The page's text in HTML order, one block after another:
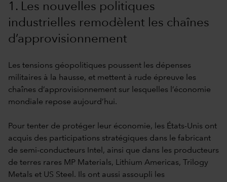
1. Les nouvelles politiques
industrielles remodèlent les chaînes
d’approvisionnement
Les tensions géopolitiques poussent les dépenses
militaires à la hausse, et mettent à rude épreuve les
chaînes d’approvisionnement sur lesquelles l’économie
mondiale repose aujourd’hui.
Pour tenter de protéger leur économie, les États-Unis ont
acquis des participations stratégiques dans le fabricant
de semi-conducteurs Intel, ainsi que dans les producteurs
de terres rares MP Materials, Lithium Americas, Trilogy
Metals et US Steel. Ils ont aussi assoupli les